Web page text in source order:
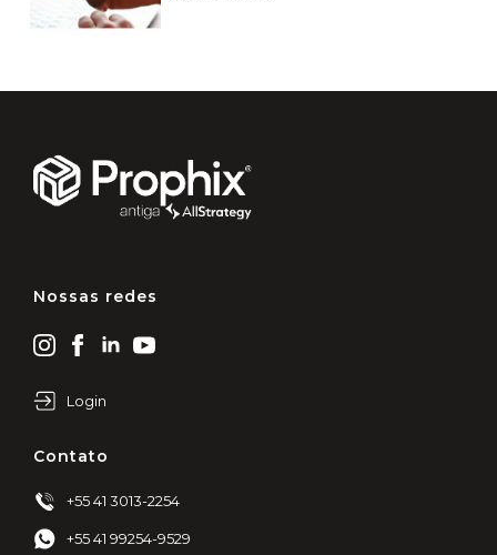
Nossas redes
Login
Contato
+55 41 3013-2254
+55 41 99254-9529